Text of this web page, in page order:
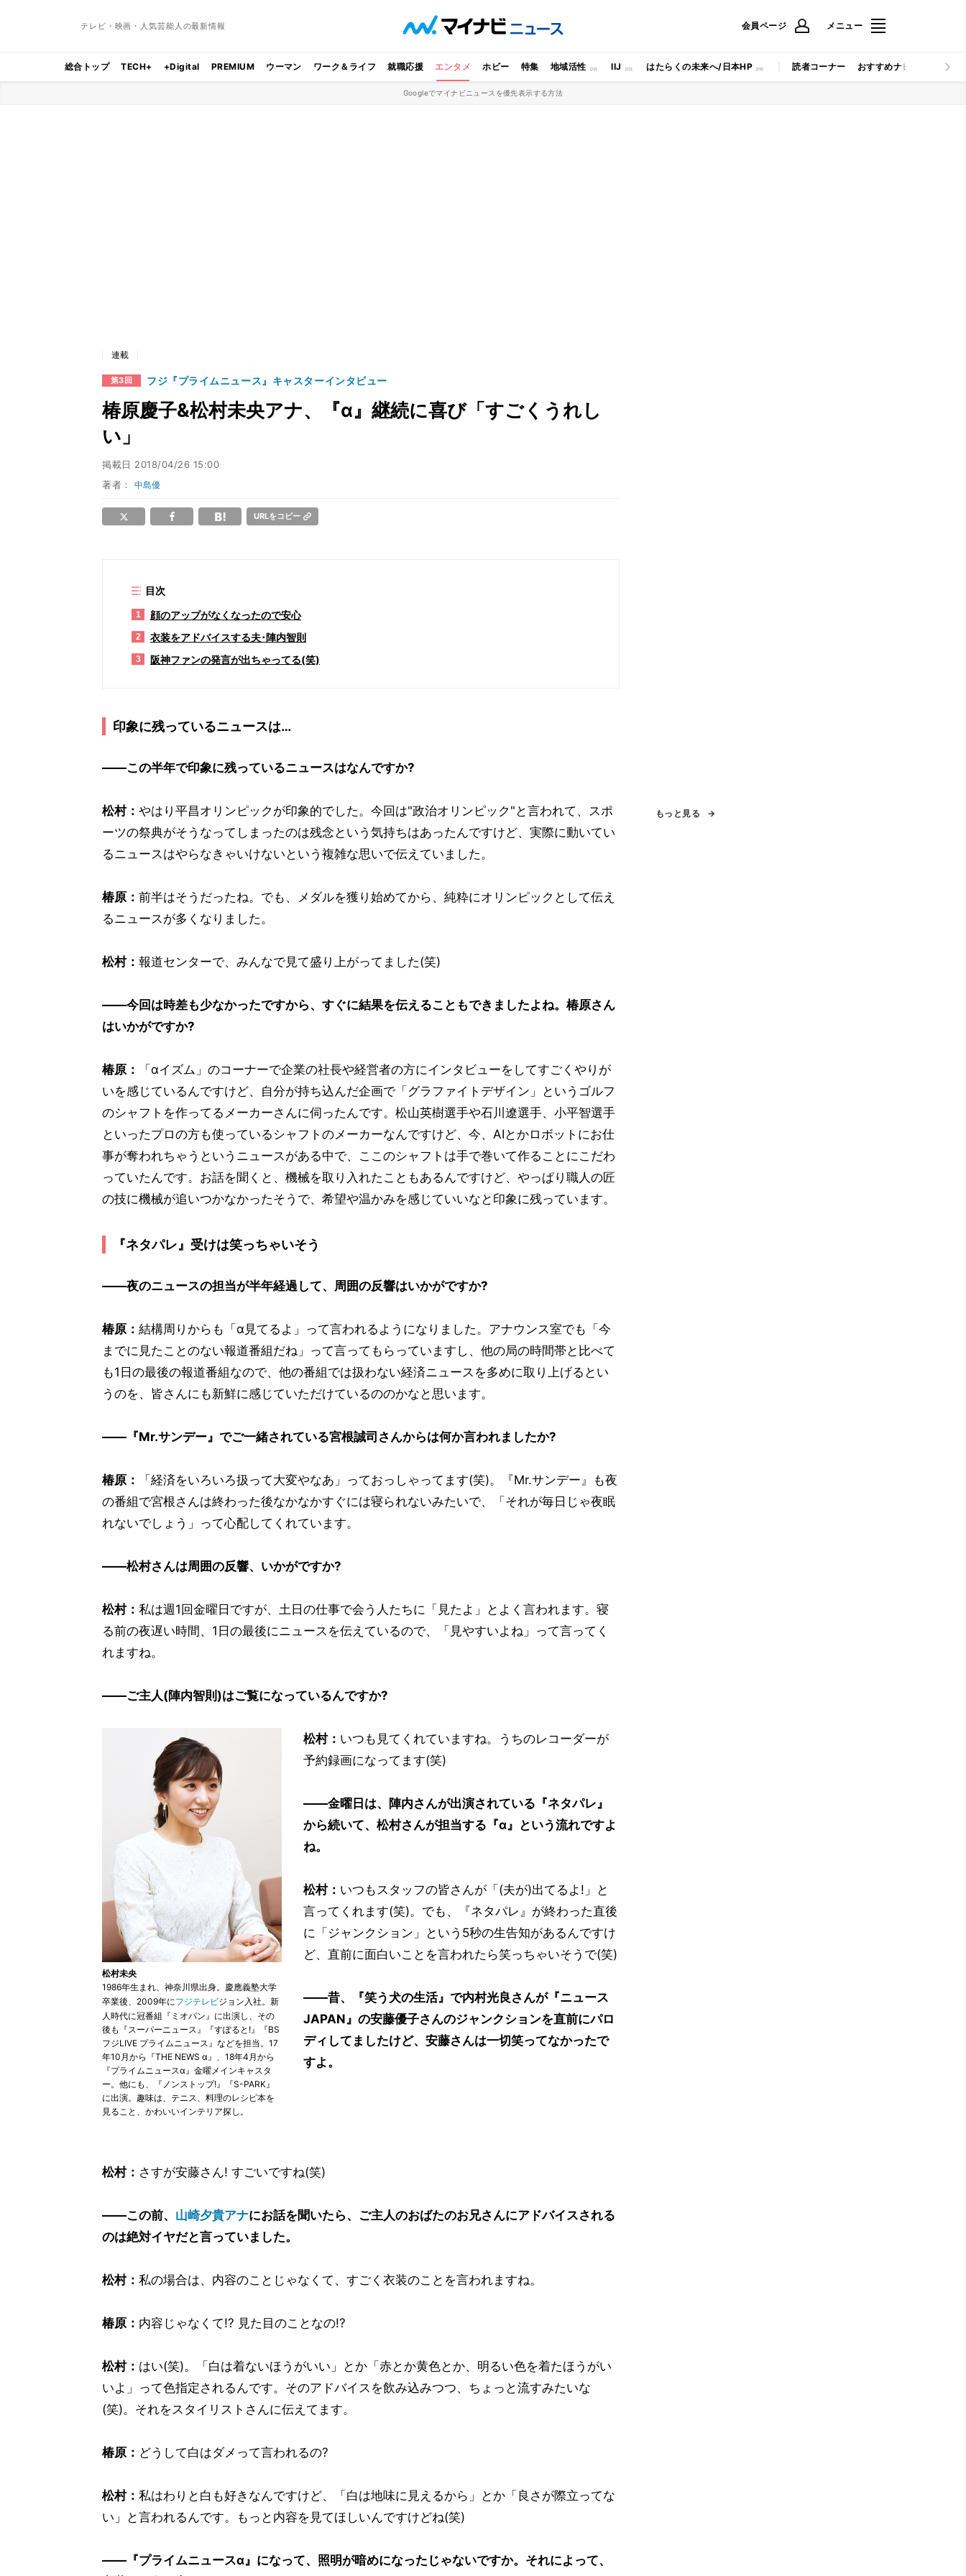
テレビ・映画・人気芸能人の最新情報 会員ページ メニュー
総合トップ TECH+ +Digital PREMIUM ウーマン ワーク＆ライフ 就職応援 エンタメ ホビー 特集 地域活性 IIJ はたらくの未来へ/日本HP 読者コーナー おすすめナビ マイナビ
Googleでマイナビニュースを優先表示する方法
連載
第3回 フジ『プライムニュース』キャスターインタビュー
椿原慶子&松村未央アナ、『α』継続に喜び「すごくうれし
い」
掲載日 2018/04/26 15:00
著者：中島優
URLをコピー
目次
1 顔のアップがなくなったので安心
2 衣装をアドバイスする夫･陣内智則
3 阪神ファンの発言が出ちゃってる(笑)
印象に残っているニュースは…
――この半年で印象に残っているニュースはなんですか?
松村： やはり平昌オリンピックが印象的でした。今回は"政治オリンピック"と言われて、スポ
ーツの祭典がそうなってしまったのは残念という気持ちはあったんですけど、実際に動いてい
るニュースはやらなきゃいけないという複雑な思いで伝えていました。
椿原： 前半はそうだったね。でも、メダルを獲り始めてから、純粋にオリンピックとして伝え
るニュースが多くなりました。
松村： 報道センターで、みんなで見て盛り上がってました(笑)
――今回は時差も少なかったですから、すぐに結果を伝えることもできましたよね。椿原さん
はいかがですか?
椿原：
「αイズム」のコーナーで企業の社長や経営者の方にインタビューをしてすごくやりが
いを感じているんですけど、自分が持ち込んだ企画で「グラファイトデザイン」というゴルフ
のシャフトを作ってるメーカーさんに伺ったんです。松山英樹選手や石川遼選手、小平智選手
といったプロの方も使っているシャフトのメーカーなんですけど、今、AIとかロボットにお仕
事が奪われちゃうというニュースがある中で、ここのシャフトは手で巻いて作ることにこだわ
っていたんです。お話を聞くと、機械を取り入れたこともあるんですけど、やっぱり職人の匠
の技に機械が追いつかなかったそうで、希望や温かみを感じていいなと印象に残っています。
『ネタパレ』受けは笑っちゃいそう
――夜のニュースの担当が半年経過して、周囲の反響はいかがですか?
椿原： 結構周りからも「α見てるよ」って言われるようになりました。アナウンス室でも「今
までに見たことのない報道番組だね」って言ってもらっていますし、他の局の時間帯と比べて
も1日の最後の報道番組なので、他の番組では扱わない経済ニュースを多めに取り上げるとい
うのを、皆さんにも新鮮に感じていただけているののかなと思います。
――『Mr.サンデー』でご一緒されている宮根誠司さんからは何か言われましたか?
椿原：
「経済をいろいろ扱って大変やなあ」っておっしゃってます(笑)。『Mr.サンデー』も夜
の番組で宮根さんは終わった後なかなかすぐには寝られないみたいで、「それが毎日じゃ夜眠
れないでしょう」って心配してくれています。
――松村さんは周囲の反響、いかがですか?
松村： 私は週1回金曜日ですが、土日の仕事で会う人たちに「見たよ」とよく言われます。寝
る前の夜遅い時間、1日の最後にニュースを伝えているので、「見やすいよね」って言ってく
れますね。
――ご主人(陣内智則)はご覧になっているんですか?
松村未央
1986年生まれ、神奈川県出身。慶應義塾大学
卒業後、2009年にフジテレビジョン入社。新
人時代に冠番組『ミオパン』に出演し、その
後も『スーパーニュース』『すぽると!』『BS
フジLIVE プライムニュース』などを担当。17
年10月から『THE NEWS α』、18年4月から
『プライムニュースα』金曜メインキャスタ
ー。他にも、『ノンストップ!』『S-PARK』
に出演。趣味は、テニス、料理のレシピ本を
見ること、かわいいインテリア探し。
松村： いつも見てくれていますね。うちのレコーダーが
予約録画になってます(笑)
――金曜日は、陣内さんが出演されている『ネタパレ』
から続いて、松村さんが担当する『α』という流れですよ
ね。
松村： いつもスタッフの皆さんが「(夫が)出てるよ!」と
言ってくれます(笑)。でも、『ネタパレ』が終わった直後
に「ジャンクション」という5秒の生告知があるんですけ
ど、直前に面白いことを言われたら笑っちゃいそうで(笑)
――昔、『笑う犬の生活』で内村光良さんが『ニュース
JAPAN』の安藤優子さんのジャンクションを直前にパロ
ディしてましたけど、安藤さんは一切笑ってなかったで
すよ。
松村： さすが安藤さん! すごいですね(笑)
――この前、 山崎夕貴アナにお話を聞いたら、ご主人のおばたのお兄さんにアドバイスされる
のは絶対イヤだと言っていました。
松村： 私の場合は、内容のことじゃなくて、すごく衣装のことを言われますね。
椿原： 内容じゃなくて!? 見た目のことなの!?
松村： はい(笑)。「白は着ないほうがいい」とか「赤とか黄色とか、明るい色を着たほうがい
いよ」って色指定されるんです。そのアドバイスを飲み込みつつ、ちょっと流すみたいな
(笑)。それをスタイリストさんに伝えてます。
椿原： どうして白はダメって言われるの?
松村： 私はわりと白も好きなんですけど、「白は地味に見えるから」とか「良さが際立ってな
い」と言われるんです。もっと内容を見てほしいんですけどね(笑)
――『プライムニュースα』になって、照明が暗めになったじゃないですか。それによって、
もっと見る